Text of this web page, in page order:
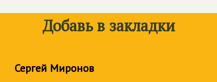
Добавь в закладки
Сергей Миронов